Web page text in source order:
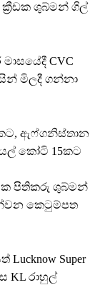
ශුබ්මන් ගිල්
CVC
විසින් මිලදී ගන්නා
ඇෆ්ගනිස්තාන
කෝටි 15කට
පිතිකරු ශුබ්මන්
කෙටුම්පත
Super
KL රාහුල්